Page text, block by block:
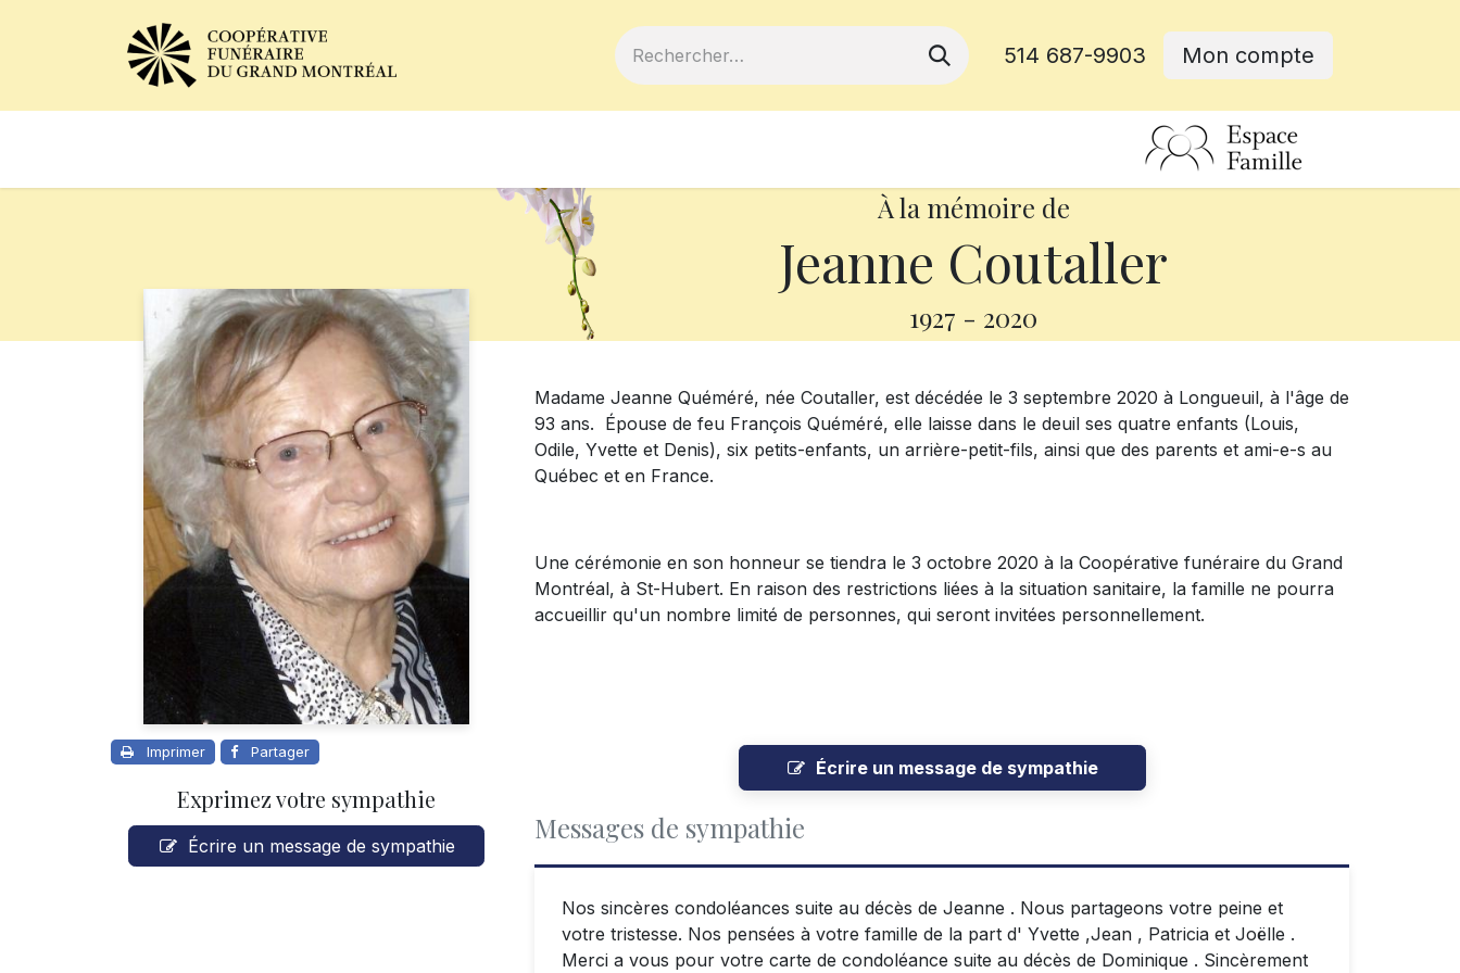
514 687-9903 Mon compte
À la mémoire de
Jeanne Coutaller
1927 - 2020
Imprimer Partager
Exprimez votre sympathie
Écrire un message de sympathie
Madame Jeanne Quéméré, née Coutaller, est décédée le 3 septembre 2020 à Longueuil, à l'âge de
93 ans. Épouse de feu François Quéméré, elle laisse dans le deuil ses quatre enfants (Louis,
Odile, Yvette et Denis), six petits-enfants, un arrière-petit-fils, ainsi que des parents et ami-e-s au
Québec et en France.
Une cérémonie en son honneur se tiendra le 3 octobre 2020 à la Coopérative funéraire du Grand
Montréal, à St-Hubert. En raison des restrictions liées à la situation sanitaire, la famille ne pourra
accueillir qu'un nombre limité de personnes, qui seront invitées personnellement.
Écrire un message de sympathie
Messages de sympathie
Nos sincères condoléances suite au décès de Jeanne . Nous partageons votre peine et
votre tristesse. Nos pensées à votre famille de la part d' Yvette ,Jean , Patricia et Joëlle .
Merci a vous pour votre carte de condoléance suite au décès de Dominique . Sincèrement